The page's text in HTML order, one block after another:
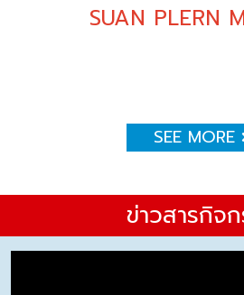
SUAN PLERN
SEE MORE
ข่าวสารกิจ